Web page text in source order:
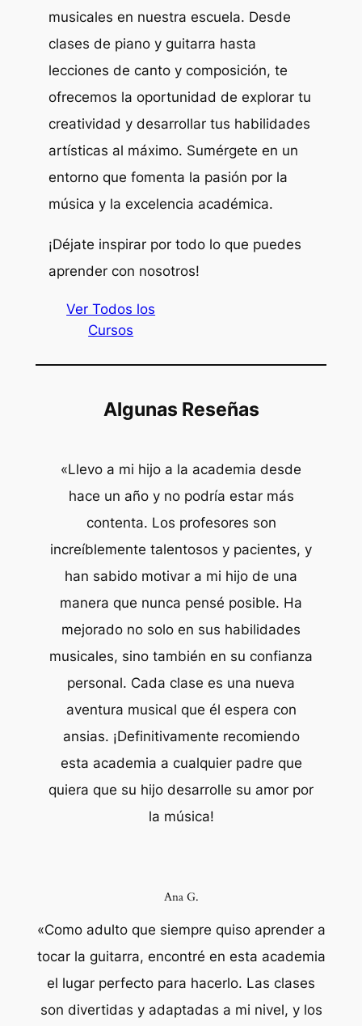
musicales en nuestra escuela. Desde
clases de piano y guitarra hasta
lecciones de canto y composición, te
ofrecemos la oportunidad de explorar tu
creatividad y desarrollar tus habilidades
artísticas al máximo. Sumérgete en un
entorno que fomenta la pasión por la
música y la excelencia académica.
¡Déjate inspirar por todo lo que puedes
aprender con nosotros!
Ver Todos los
Cursos
Algunas Reseñas
«Llevo a mi hijo a la academia desde
hace un año y no podría estar más
contenta. Los profesores son
increíblemente talentosos y pacientes, y
han sabido motivar a mi hijo de una
manera que nunca pensé posible. Ha
mejorado no solo en sus habilidades
musicales, sino también en su confianza
personal. Cada clase es una nueva
aventura musical que él espera con
ansias. ¡Definitivamente recomiendo
esta academia a cualquier padre que
quiera que su hijo desarrolle su amor por
la música!
Ana G.
«Como adulto que siempre quiso aprender a
tocar la guitarra, encontré en esta academia
el lugar perfecto para hacerlo. Las clases
son divertidas y adaptadas a mi nivel, y los